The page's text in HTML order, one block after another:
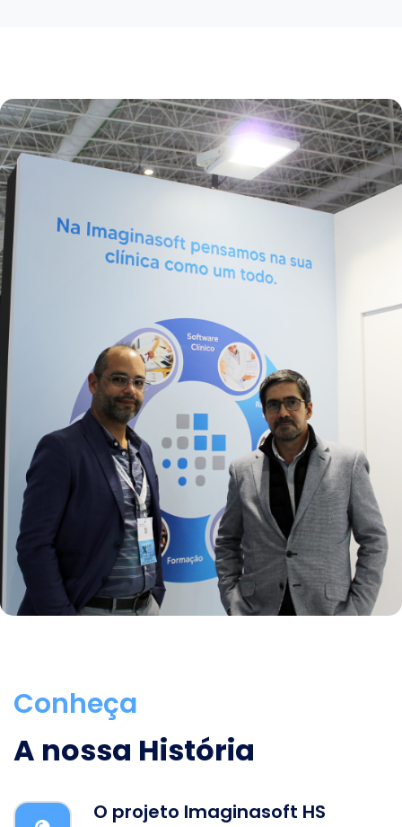
Conheça
A nossa História
O projeto Imaginasoft HS